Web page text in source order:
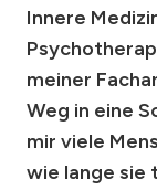
Innere
meiner
Weg in eine
mir viele
wie lange sie